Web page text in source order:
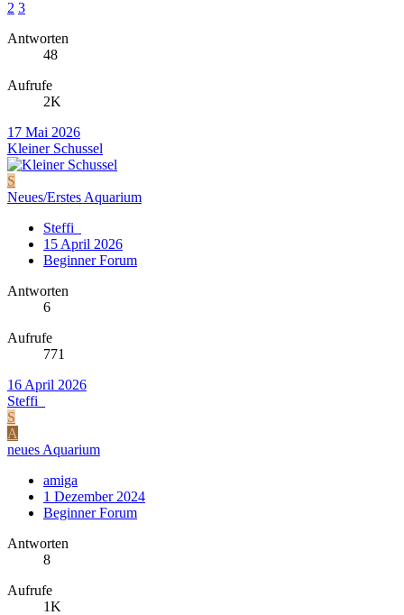
2 3
Antworten
48
Aufrufe
2K
17 Mai 2026
Kleiner Schussel
S
Neues/Erstes Aquarium
Steffi_
15 April 2026
Beginner Forum
Antworten
6
Aufrufe
771
16 April 2026
Steffi_
S
A
neues Aquarium
amiga
1 Dezember 2024
Beginner Forum
Antworten
8
Aufrufe
1K